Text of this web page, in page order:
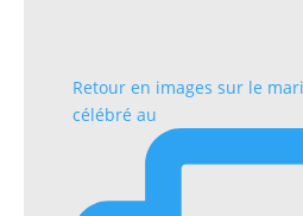
Retour en images sur le
célébré au